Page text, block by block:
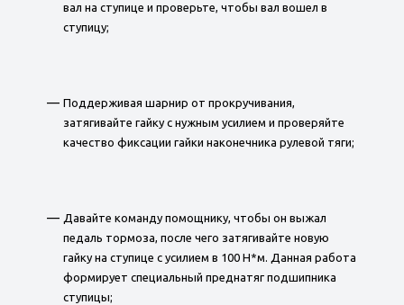
вал на ступице и проверьте, чтобы вал вошел в
ступицу;
Поддерживая шарнир от прокручивания,
затягивайте гайку с нужным усилием и проверяйте
качество фиксации гайки наконечника рулевой тяги;
Давайте команду помощнику, чтобы он выжал
педаль тормоза, после чего затягивайте новую
гайку на ступице с усилием в 100 Н*м. Данная работа
формирует специальный преднатяг подшипника
ступицы;